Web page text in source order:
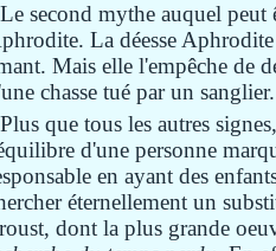
Le second mythe auquel peut
La déesse
Mais elle l'empêche de
chasse tué par un sanglier.
Plus que tous les autres
d'une personne
en ayant des
éternellement un
dont la plus grande